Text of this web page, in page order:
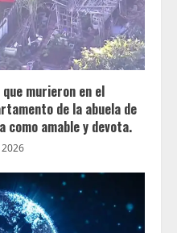
murieron en el
de la abuela de
como amable y devota.